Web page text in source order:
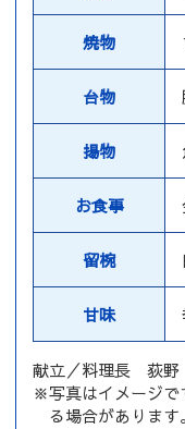
焼物
台物
揚物
お食事
留椀
甘味
献立／料理長 荻
※写真はイメージで
る場合があります。